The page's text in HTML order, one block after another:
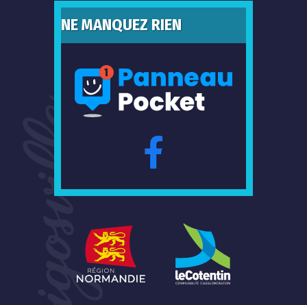
NE MANQUEZ RIEN